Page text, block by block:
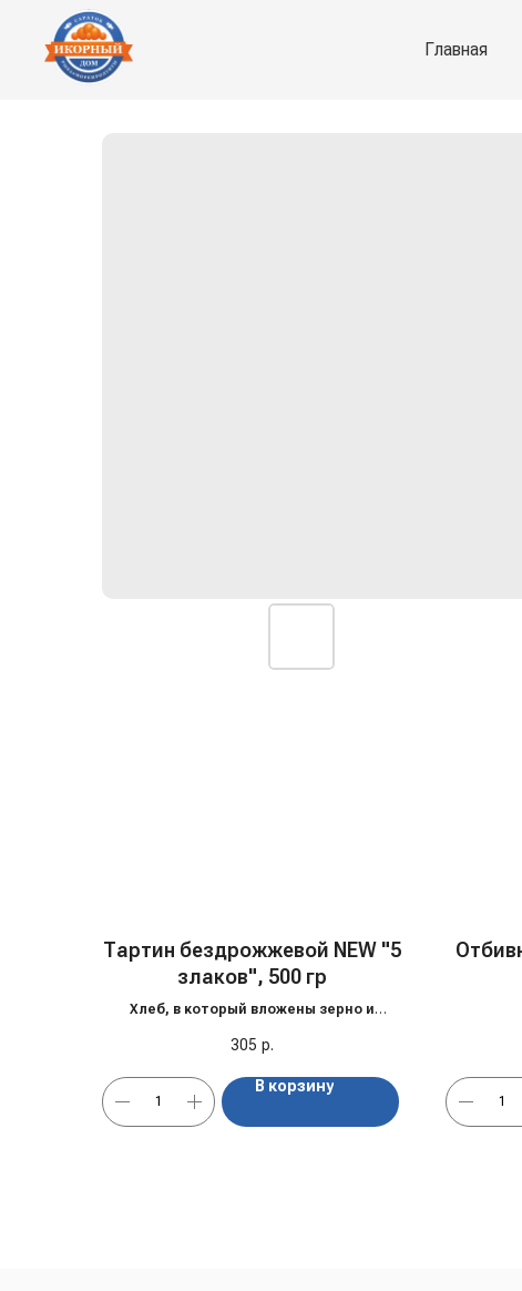
Главная
Тартин бездрожжевой NEW "5
злаков", 500 гр
Хлеб, в который вложены зерно и
305 р.
В корзину